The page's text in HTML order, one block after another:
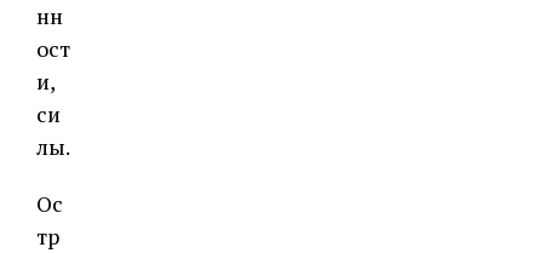
нн
ост
и,
си
лы.
Ос
тр